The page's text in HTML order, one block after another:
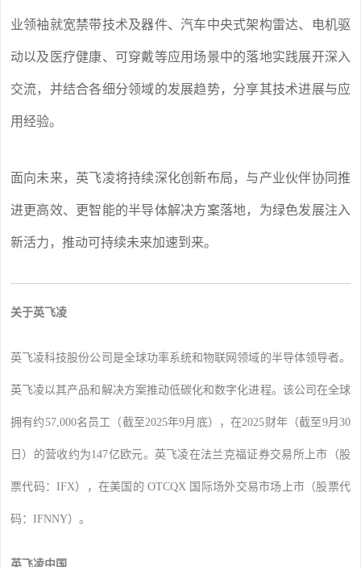
业领袖就宽禁带技术及器件、汽车中央式架构雷达、电机驱
动以及医疗健康、可穿戴等应用场景中的落地实践展开深入
交流，并结合各细分领域的发展趋势，分享其技术进展与应
用经验。
面向未来，英飞凌将持续深化创新布局，与产业伙伴协同推
进更高效、更智能的半导体解决方案落地，为绿色发展注入
新活力，推动可持续未来加速到来。
关于英飞凌
英飞凌科技股份公司是全球功率系统和物联网领域的半导体领导者。
英飞凌以其产品和解决方案推动低碳化和数字化进程。该公司在全球
拥有约57,000名员工（截至2025年9月底），在2025财年（截至9月30
日）的营收约为147亿欧元。英飞凌在法兰克福证券交易所上市（股
票代码：IFX），在美国的 OTCQX 国际场外交易市场上市（股票代
码：IFNNY）。
英飞凌中国